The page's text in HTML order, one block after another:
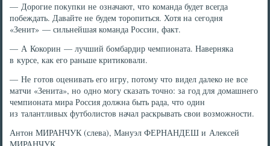
— Дорогие покупки не означают, что команда будет всегда
побеждать. Давайте не будем торопиться. Хотя на сегодня
«Зенит» — сильнейшая команда России, факт.
— А Кокорин — лучший бомбардир чемпионата. Наверняка
в курсе, как его раньше критиковали.
— Не готов оценивать его игру, потому что видел далеко не все
матчи «Зенита», но одно могу сказать точно: за год для домашнего
чемпионата мира Россия должна быть рада, что один
из талантливых футболистов начал раскрывать свои возможности.
Антон МИРАНЧУК (слева), Мануэл ФЕРНАНДЕШ и Алексей